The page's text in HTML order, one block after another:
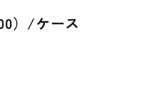
）/ケース